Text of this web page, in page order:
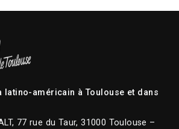
latino-américain à Toulouse et dans
77 rue du Taur, 31000 Toulouse –